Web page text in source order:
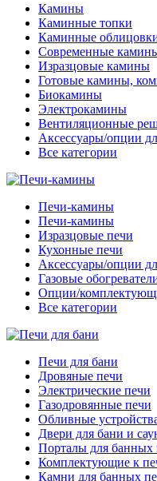
Камины
Каминные топки
Каминные
Современные
Изразцовые камины
Готовые камины,
Биокамины
Электрокамины
Вентиляционные
Аксессуары/опции
Все категории
Печи-камины
Печи-камины
Изразцовые печи
Кухонные печи
Аксессуары/опции
Газовые
Опции/
Все категории
Печи для бани
Дровяные печи
Электрические печи
Газодровянные печи
Обливные
Двери для бани и
Порталы для банных
Комплектующие к
Камни для банных